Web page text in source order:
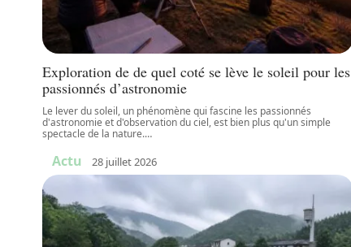
Exploration de de quel coté se lève le soleil pour les
passionnés d’astronomie
Le lever du soleil, un phénomène qui fascine les passionnés
d'astronomie et d'observation du ciel, est bien plus qu'un simple
spectacle de la nature.…
Actu 28 juillet 2026